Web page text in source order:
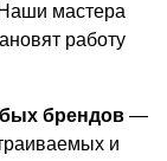
мастера
работу
брендов —
и